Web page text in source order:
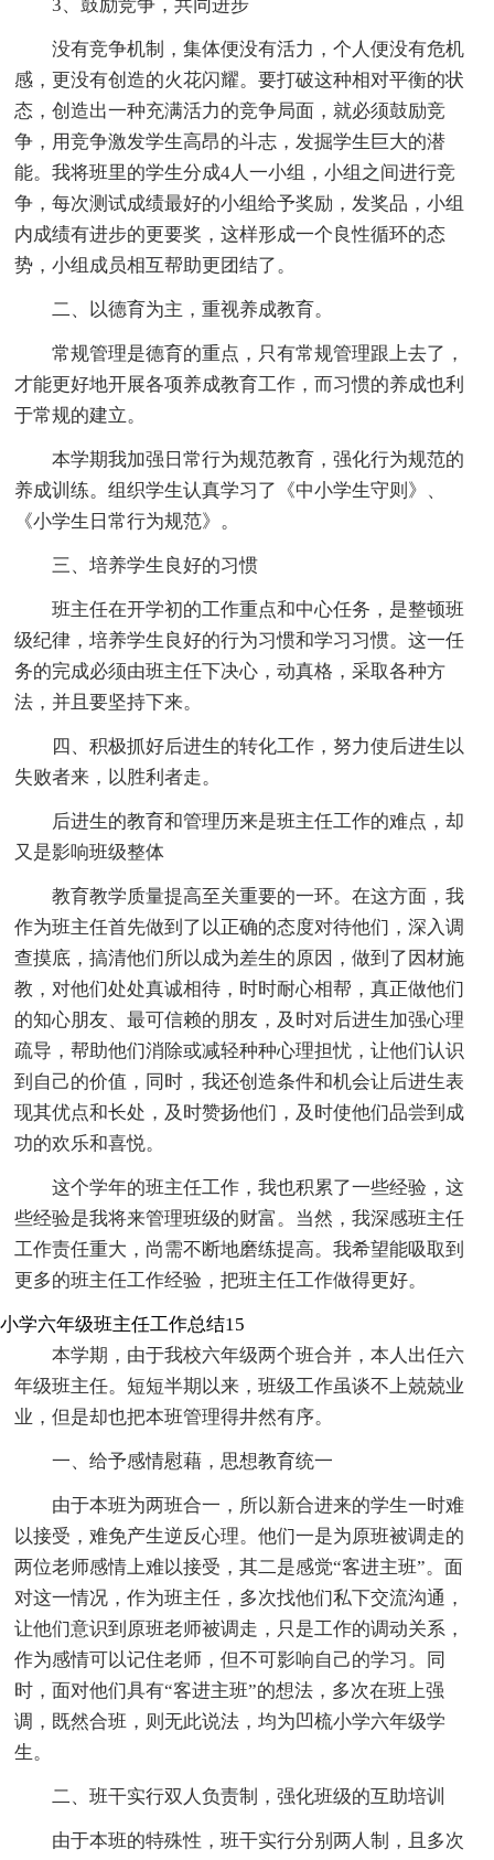
3、鼓励竞争，共同进步
没有竞争机制，集体便没有活力，个人便没有危机
感，更没有创造的火花闪耀。要打破这种相对平衡的状
态，创造出一种充满活力的竞争局面，就必须鼓励竞
争，用竞争激发学生高昂的斗志，发掘学生巨大的潜
能。我将班里的学生分成4人一小组，小组之间进行竞
争，每次测试成绩最好的小组给予奖励，发奖品，小组
内成绩有进步的更要奖，这样形成一个良性循环的态
势，小组成员相互帮助更团结了。
二、以德育为主，重视养成教育。
常规管理是德育的重点，只有常规管理跟上去了，
才能更好地开展各项养成教育工作，而习惯的养成也利
于常规的建立。
本学期我加强日常行为规范教育，强化行为规范的
养成训练。组织学生认真学习了《中小学生守则》、
《小学生日常行为规范》。
三、培养学生良好的习惯
班主任在开学初的工作重点和中心任务，是整顿班
级纪律，培养学生良好的行为习惯和学习习惯。这一任
务的完成必须由班主任下决心，动真格，采取各种方
法，并且要坚持下来。
四、积极抓好后进生的转化工作，努力使后进生以
失败者来，以胜利者走。
后进生的教育和管理历来是班主任工作的难点，却
又是影响班级整体
教育教学质量提高至关重要的一环。在这方面，我
作为班主任首先做到了以正确的态度对待他们，深入调
查摸底，搞清他们所以成为差生的原因，做到了因材施
教，对他们处处真诚相待，时时耐心相帮，真正做他们
的知心朋友、最可信赖的朋友，及时对后进生加强心理
疏导，帮助他们消除或减轻种种心理担忧，让他们认识
到自己的价值，同时，我还创造条件和机会让后进生表
现其优点和长处，及时赞扬他们，及时使他们品尝到成
功的欢乐和喜悦。
这个学年的班主任工作，我也积累了一些经验，这
些经验是我将来管理班级的财富。当然，我深感班主任
工作责任重大，尚需不断地磨练提高。我希望能吸取到
更多的班主任工作经验，把班主任工作做得更好。
小学六年级班主任工作总结15
本学期，由于我校六年级两个班合并，本人出任六
年级班主任。短短半期以来，班级工作虽谈不上兢兢业
业，但是却也把本班管理得井然有序。
一、给予感情慰藉，思想教育统一
由于本班为两班合一，所以新合进来的学生一时难
以接受，难免产生逆反心理。他们一是为原班被调走的
两位老师感情上难以接受，其二是感觉“客进主班”。面
对这一情况，作为班主任，多次找他们私下交流沟通，
让他们意识到原班老师被调走，只是工作的调动关系，
作为感情可以记住老师，但不可影响自己的学习。同
时，面对他们具有“客进主班”的想法，多次在班上强
调，既然合班，则无此说法，均为凹梳小学六年级学
生。
二、班干实行双人负责制，强化班级的互助培训
由于本班的特殊性，班干实行分别两人制，且多次